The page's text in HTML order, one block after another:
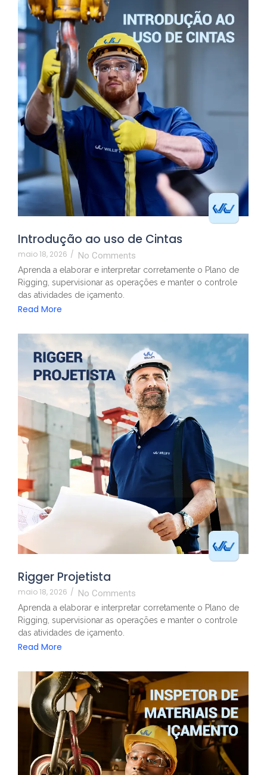
Introdução ao uso de Cintas
maio 18, 2026 / No Comments
Aprenda a elaborar e interpretar corretamente o Plano de
Rigging, supervisionar as operações e manter o controle
das atividades de içamento.
Read More
Rigger Projetista
maio 18, 2026 / No Comments
Aprenda a elaborar e interpretar corretamente o Plano de
Rigging, supervisionar as operações e manter o controle
das atividades de içamento.
Read More